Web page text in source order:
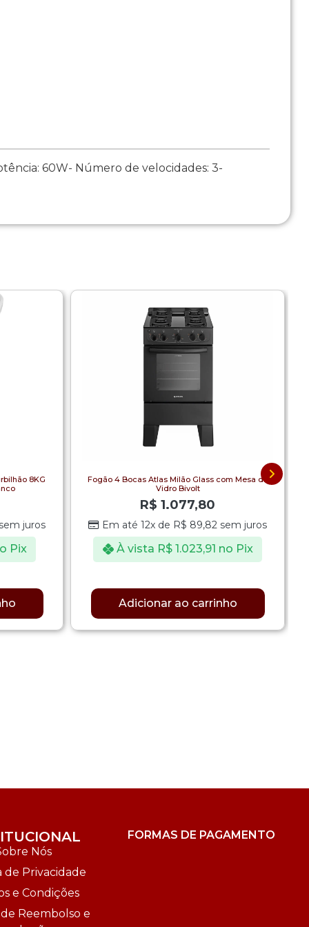
60W- Número de velocidades: 3-
8KG
juros
Pix
Fogão 4 Bocas Atlas Milão Glass com Mesa de
Vidro Bivolt
R$ 1.077,80
Em até 12x de R$ 89,82 sem juros
À vista R$1.023,91 no Pix
Adicionar ao carrinho
Nós
de Privacidade
e Condições
Reembolso e
FORMAS DE PAGAMENTO